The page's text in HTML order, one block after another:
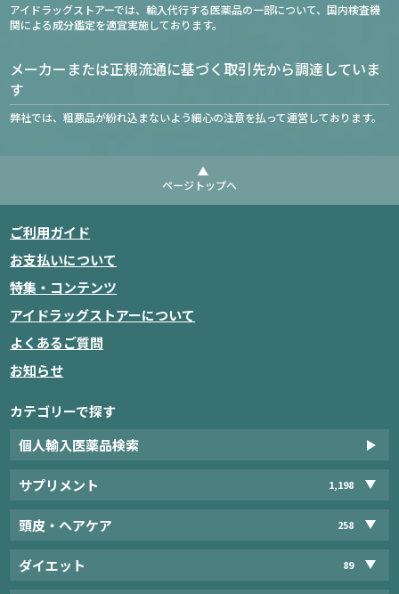
アイドラッグストアーでは、輸入代行する医薬品の一部について、国内検査機
関による成分鑑定を適宜実施しております。
メーカーまたは正規流通に基づく取引先から調達していま
す
弊社では、粗悪品が紛れ込まないよう細心の注意を払って運営しております。
ページトップへ
ご利用ガイド
お支払いについて
特集・コンテンツ
アイドラッグストアーについて
よくあるご質問
お知らせ
カテゴリーで探す
個人輸入医薬品検索
サプリメント 1,198
頭皮・ヘアケア 258
ダイエット 89